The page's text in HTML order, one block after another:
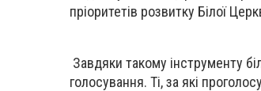
пріоритетів розвитку Білої
Завдяки такому інструменту
голосування. Ті, за які